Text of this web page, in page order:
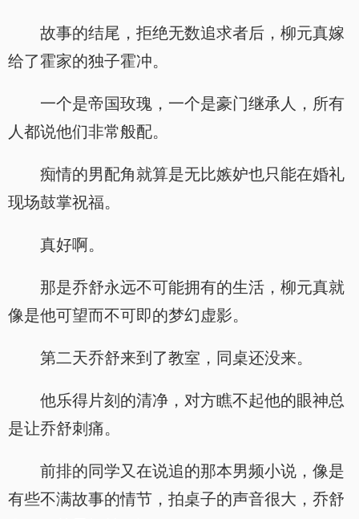
故事的结尾，拒绝无数追求者后，柳元真嫁
给了霍家的独子霍冲。
一个是帝国玫瑰，一个是豪门继承人，所有
人都说他们非常般配。
痴情的男配角就算是无比嫉妒也只能在婚礼
现场鼓掌祝福。
真好啊。
那是乔舒永远不可能拥有的生活，柳元真就
像是他可望而不可即的梦幻虚影。
第二天乔舒来到了教室，同桌还没来。
他乐得片刻的清净，对方瞧不起他的眼神总
是让乔舒刺痛。
前排的同学又在说追的那本男频小说，像是
有些不满故事的情节，拍桌子的声音很大，乔舒